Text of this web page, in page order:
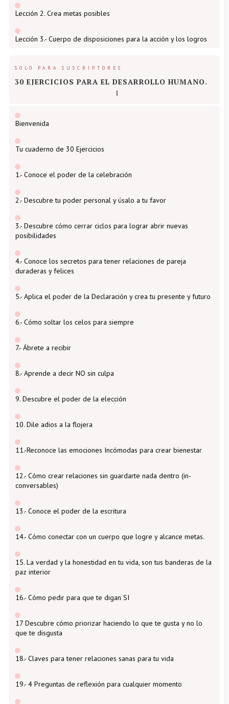
Lección 2. Crea metas posibles
Lección 3.- Cuerpo de disposiciones para la acción y los logros
SOLO PARA SUSCRIPTORES
30 EJERCICIOS PARA EL DESARROLLO HUMANO.
Bienvenida
Tu cuaderno de 30 Ejercicios
1.- Conoce el poder de la celebración
2.- Descubre tu poder personal y úsalo a tu favor
3.- Descubre cómo cerrar ciclos para lograr abrir nuevas
posibilidades
4.- Conoce los secretos para tener relaciones de pareja
duraderas y felices
5.- Aplica el poder de la Declaración y crea tu presente y futuro
6.- Cómo soltar los celos para siempre
7.- Ábrete a recibir
8.- Aprende a decir NO sin culpa
9. Descubre el poder de la elección
10. Dile adios a la flojera
11.-Reconoce las emociones Incómodas para crear bienestar
12.- Cómo crear relaciones sin guardarte nada dentro (in-
conversables)
13.- Conoce el poder de la escritura
14.- Cómo conectar con un cuerpo que logre y alcance metas.
15. La verdad y la honestidad en tu vida, son tus banderas de la
paz interior
16.- Cómo pedir para que te digan SI
17 Descubre cómo priorizar haciendo lo que te gusta y no lo
que te disgusta
18.- Claves para tener relaciones sanas para tu vida
19.- 4 Preguntas de reflexión para cualquier momento